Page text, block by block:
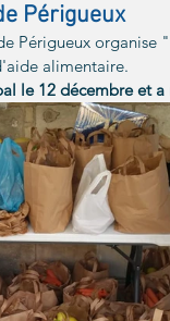
Périgueux
Périgueux
alimentaire.
le 12 décembre et